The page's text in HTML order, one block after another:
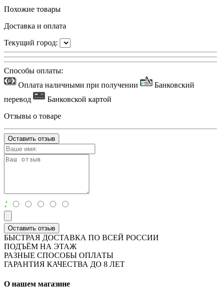
Похожие товары
Доставка и оплата
Текущий город:
Способы оплаты:
Оплата наличными при получении
Банковский
перевод
Банковской картой
Отзывы о товаре
Оставить отзыв
:
Оставить отзыв
БЫСТРАЯ ДОСТАВКА ПО ВСЕЙ РОССИИ
ПОДЪЁМ НА ЭТАЖ
РАЗНЫЕ СПОСОБЫ ОПЛАТЫ
ГАРАНТИЯ КАЧЕСТВА ДО 8 ЛЕТ
О нашем магазине